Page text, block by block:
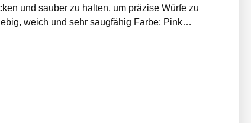
und sauber zu halten, um präzise Würfe zu